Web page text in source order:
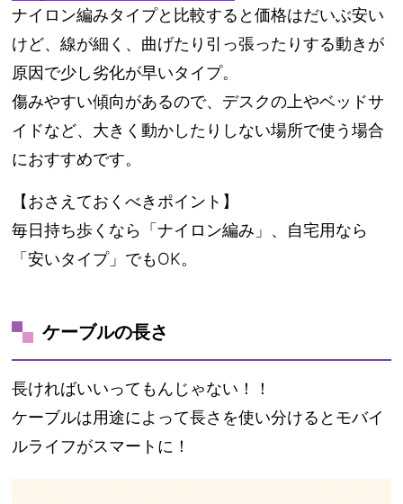
ナイロン編みタイプと比較すると価格はだいぶ安い
けど、線が細く、曲げたり引っ張ったりする動きが
原因で少し劣化が早いタイプ。
傷みやすい傾向があるので、デスクの上やベッドサ
イドなど、大きく動かしたりしない場所で使う場合
におすすめです。
【おさえておくべきポイント】
毎日持ち歩くなら「ナイロン編み」、自宅用なら
「安いタイプ」でもOK。
ケーブルの長さ
長ければいいってもんじゃない！！
ケーブルは用途によって長さを使い分けるとモバイ
ルライフがスマートに！